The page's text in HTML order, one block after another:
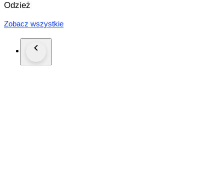
Odzież
Zobacz wszystkie